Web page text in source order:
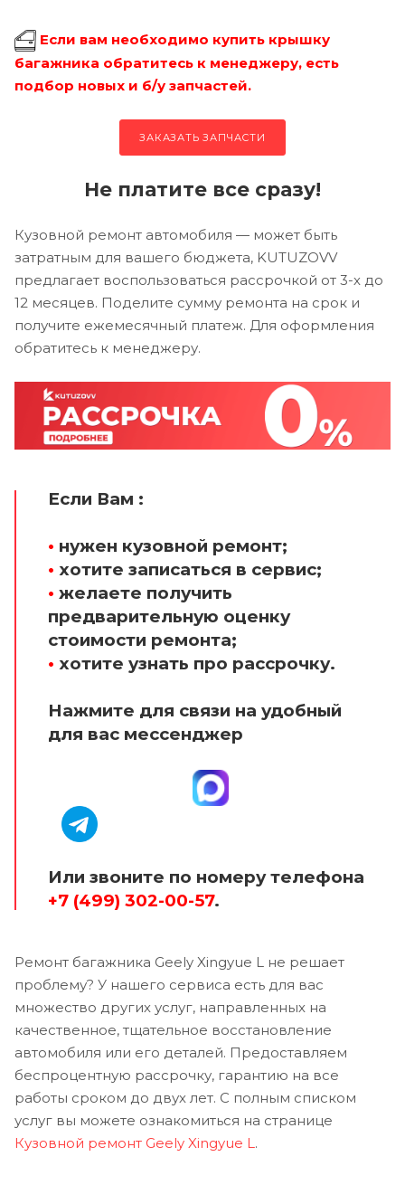
Если вам необходимо купить крышку
багажника обратитесь к менеджеру, есть
подбор новых и б/у запчастей.
ЗАКАЗАТЬ ЗАПЧАСТИ
Не платите все сразу!
Кузовной ремонт автомобиля — может быть
затратным для вашего бюджета, KUTUZOVV
предлагает воспользоваться рассрочкой от 3-х до
12 месяцев. Поделите сумму ремонта на срок и
получите ежемесячный платеж. Для оформления
обратитесь к менеджеру.
Если Вам :
• нужен кузовной ремонт;
• хотите записаться в сервис;
• желаете получить
предварительную оценку
стоимости ремонта;
• хотите узнать про рассрочку.
Нажмите для связи на удобный
для вас мессенджер
Или звоните по номеру телефона
+7 (499) 302-00-57.
Ремонт багажника Geely Xingyue L не решает
проблему? У нашего сервиса есть для вас
множество других услуг, направленных на
качественное, тщательное восстановление
автомобиля или его деталей. Предоставляем
беспроцентную рассрочку, гарантию на все
работы сроком до двух лет. С полным списком
услуг вы можете ознакомиться на странице
Кузовной ремонт Geely Xingyue L.